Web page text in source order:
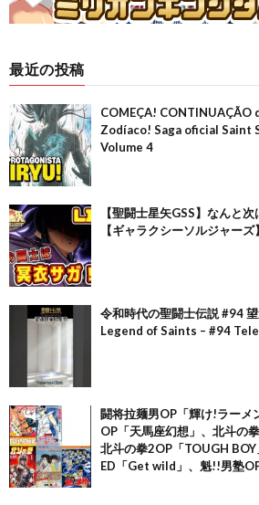
最近の投稿
COMEÇA! CONTINUAÇÃO
Zodíaco! Saga oficial Saint
Volume 4
【聖闘士星矢GSS】なんと
【ギャラクシーソルジャーズ】
令和時代の聖闘士伝説 #94
Legend of Saints – #94
闘将拉麺男OP「輝け!ラーメ
OP「天馬座幻想」、北斗の
北斗の拳2OP「TOUGH
ED「Get wild」、魁!!男塾